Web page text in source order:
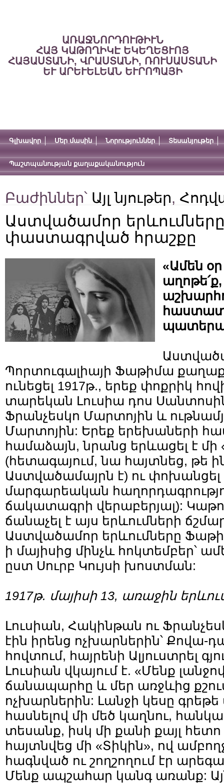
ԱՌԱՋՆՈՐԴՈՒԹԻՒՆ
ՀԱՅ ԿԱԹՈՂԻԿԷ ԵԿԵՂԵՑՒՈՅ
ՀԱՅԱՍՏԱՆԻ, ՎՐԱՍՏԱՆԻ, ՌՈՒՍԱՍՏԱՆԻ
ԵՒ ԱՐԵՒԵԼԵԱՆ ԵՒՐՈՊԱՅԻ
Գլխավոր Մեր մասին Նորություններ Տեսանյութեր
Պաշտպանության քաղաքականություն
Բաժիններ՝ Այլ նյութեր,
Աստվածամոր
փաստագրված հրաշքը
«Ամեն
Պորտուգալիայի Ֆաթիմա
ունեցել 1917թ., երեք փոքրիկ
տարեկան Լուսիա դոս
Ֆրանչեսկո Մարտոյին և
Մարտոյին: Երեք երեխաների
համաձայն, նրանց երևացել է մի
(հետագայում, նա հայտնեց, թե
Աստվածամայրն է) ու փոխանցել
մարգարեական
ճակատագրի վերաբերյալ):
ճանաչել է այս երևումների
Աստվածամոր երևումները
ի մայիսից մինչև հոկտեմբեր՝
ըստ Սուրբ Կույսի խոստման:
1917թ. մայիսի 13, առաջին
Լուսիան, Հակինթան ու
էին իրենց ոչխարներին՝ Քովա-
հովտում, հայրենի Ալյուստրել
Լուսիան վկայում է. «Մենք
ճանապարհը և մեր առջևից
ոչխարներին: Լանջի կեսը գրեթե
հասնելով մի մեծ կաղնու,
տեսանք, իսկ մի քանի քայլ
հայտնվեց մի «Տիկին», ով
հագնված ու շողշողում էր
Մենք ապշահար կանգ առանք: